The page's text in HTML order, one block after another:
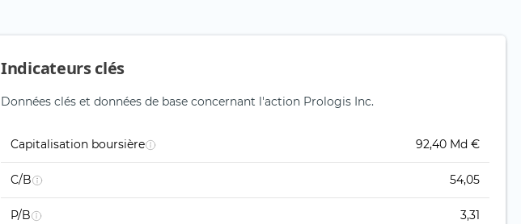
Indicateurs clés
Données clés et données de base concernant l'action Prologis Inc.
Capitalisation boursière 92,40 Md €
C/B 54,05
P/B 3,31